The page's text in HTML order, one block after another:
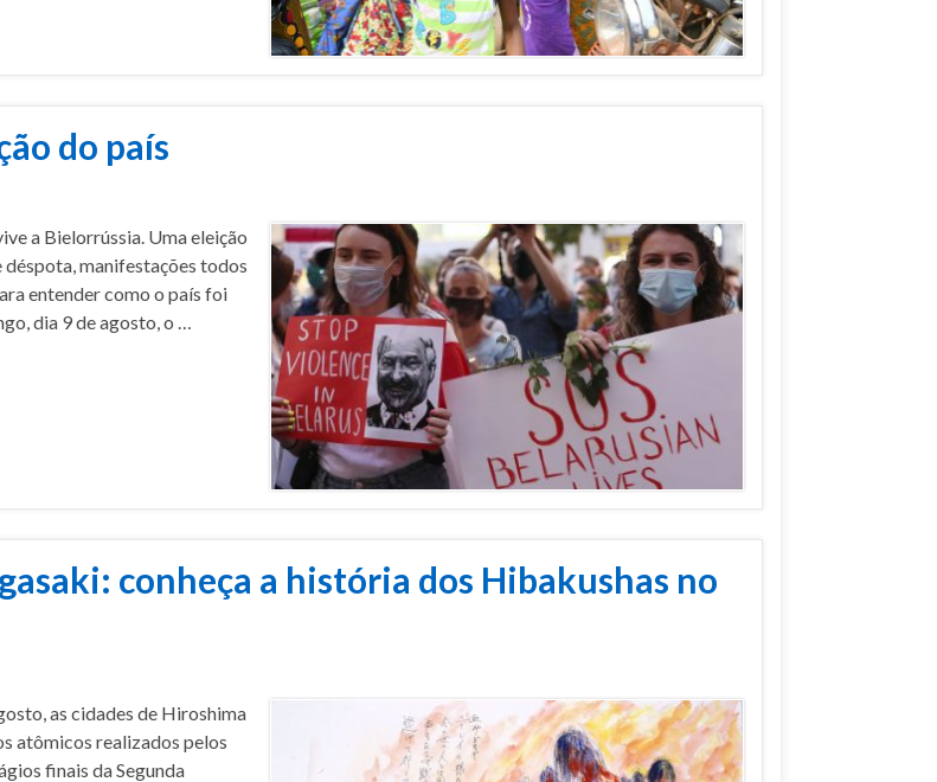
do país
a Bielorrússia. Uma eleição
manifestações todos
entender como o país foi
dia 9 de agosto, o …
conheça a história dos Hibakushas no
as cidades de Hiroshima
atômicos realizados pelos
finais da Segunda